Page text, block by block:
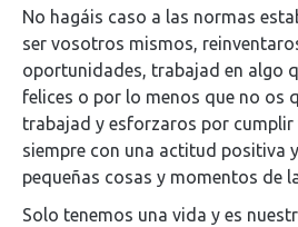
No hagáis caso a las normas
ser vosotros mismos,
oportunidades, trabajad en algo
felices o por lo menos que no os
trabajad y esforzaros por cumplir
siempre con una actitud positiva
pequeñas cosas y momentos de
Solo tenemos una vida y es